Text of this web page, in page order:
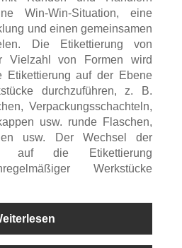
Win-Win-Situation, eine
und einen gemeinsamen
Die Etikettierung von
Vielzahl von Formen wird
Etikettierung auf der Ebene
durchzuführen, z. B.
Verpackungsschachteln,
usw. runde Flaschen,
usw. Der Wechsel der
auf die Etikettierung
Werkstücke